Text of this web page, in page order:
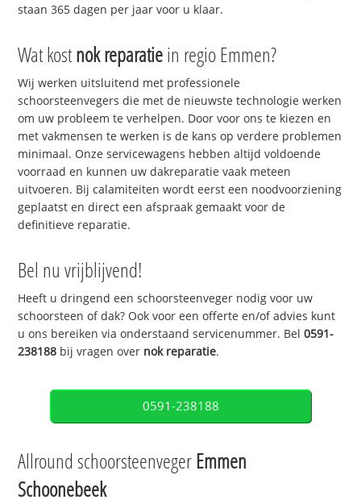
staan 365 dagen per jaar voor u klaar.
Wat kostnok reparatiein regio Emmen?
Wij werken uitsluitend met professionele
schoorsteenvegers die met de nieuwste technologie werken
om uw probleem te verhelpen. Door voor ons te kiezen en
met vakmensen te werken is de kans op verdere problemen
minimaal. Onze servicewagens hebben altijd voldoende
voorraad en kunnen uw dakreparatie vaak meteen
uitvoeren. Bij calamiteiten wordt eerst een noodvoorziening
geplaatst en direct een afspraak gemaakt voor de
definitieve reparatie.
Bel nu vrijblijvend!
Heeft u dringend een schoorsteenveger nodig voor uw
schoorsteen of dak? Ook voor een offerte en/of advies kunt
u ons bereiken via onderstaand servicenummer. Bel0591-
238188 bij vragen over nok reparatie.
0591-238188
Allround schoorsteenveger Emmen
Schoonebeek